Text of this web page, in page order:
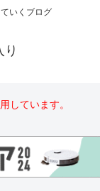
いくブログ
しています。